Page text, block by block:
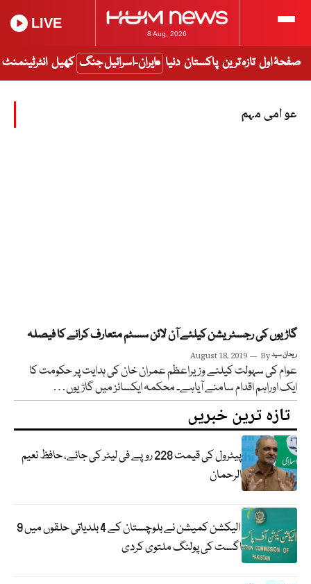
8 Aug, 2026
LIVE
صفحۂ اول تازہ ترین پاکستان دنیا ایران-اسرائیل جنگ کھیل انٹرٹینمنٹ
عوامی مہم
گاڑیوں کی رجسٹریشن کیلئے آن لائن سسٹم متعارف کرانے کا فیصلہ
August 18, 2019 Byریحان سید
عوام کی سہولت کیلئے وزیراعظم عمران خان کی ہدایت پر حکومت کا
ایک اوراہم اقدام سامنے آیاہے۔ محکمہ ایکسائز میں گاڑیوں…
تازہ ترین خبریں
پیٹرول کی قیمت 228 روپے فی لیٹر کی جائے، حافظ نعیم
الرحمان
الیکشن کمیشن نے بلوچستان کے 4 بلدیاتی حلقوں میں 9
اگست کی پولنگ ملتوی کردی